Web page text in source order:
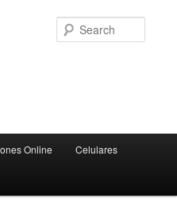
Online Celulares